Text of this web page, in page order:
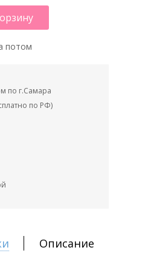
потом
по г.Самара
по РФ)
Описание